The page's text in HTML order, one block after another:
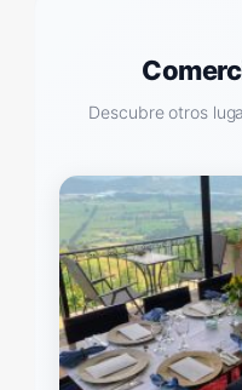
Descubre otros